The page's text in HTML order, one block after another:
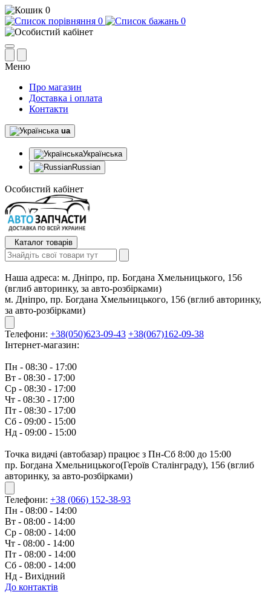
0
0
0
Меню
Про магазин
Доставка і оплата
Контакти
ua
Українська
Russian
Особистий кабінет
Каталог товарів
Наша адреса: м. Дніпро, пр. Богдана Хмельницького, 156
(вглиб авторинку, за авто-розбірками)
м. Дніпро, пр. Богдана Хмельницького, 156 (вглиб авторинку,
за авто-розбірками)
Телефони: +38(050)623-09-43 +38(067)162-09-38
Інтернет-магазин:
Пн - 08:30 - 17:00
Вт - 08:30 - 17:00
Ср - 08:30 - 17:00
Чт - 08:30 - 17:00
Пт - 08:30 - 17:00
Сб - 09:00 - 15:00
Нд - 09:00 - 15:00
Точка видачі (автобазар) працює з Пн-Сб 8:00 до 15:00
пр. Богдана Хмельницького(Героїв Сталінграду), 156 (вглиб
авторинку, за авто-розбірками)
Телефони: +38 (066) 152-38-93
Пн - 08:00 - 14:00
Вт - 08:00 - 14:00
Ср - 08:00 - 14:00
Чт - 08:00 - 14:00
Пт - 08:00 - 14:00
Сб - 08:00 - 14:00
Нд - Вихідний
До контактів